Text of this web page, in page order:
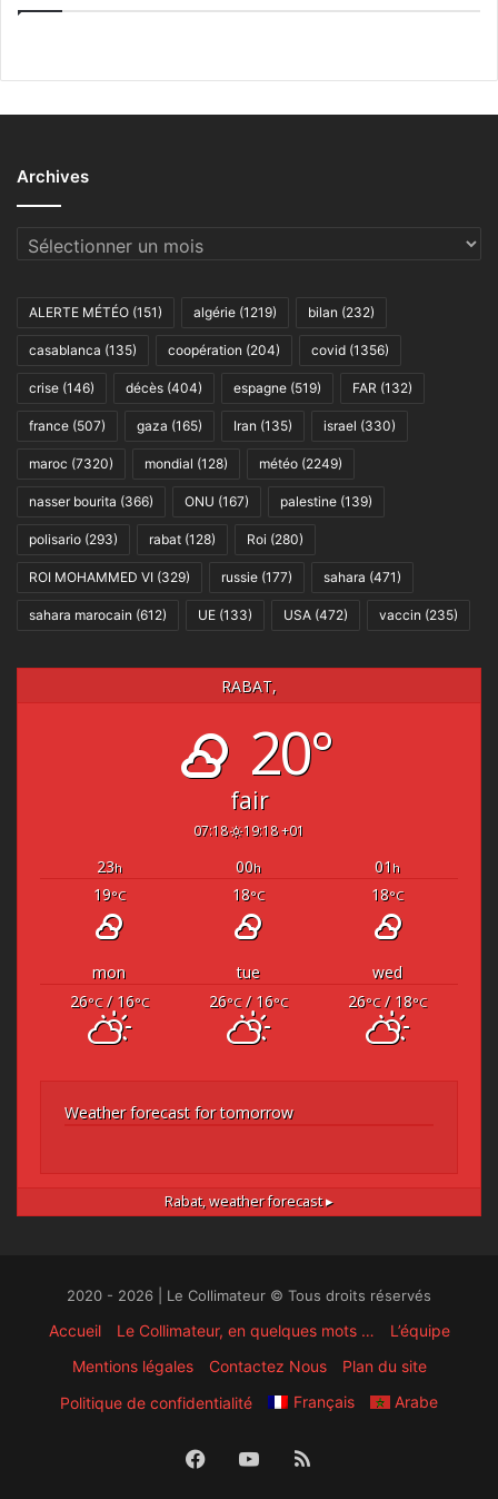
Archives
Archives
ALERTE MÉTÉO (151) algérie (1219) bilan (232)
casablanca (135) coopération (204) covid (1356)
crise (146) décès (404) espagne (519) FAR (132)
france (507) gaza (165) Iran (135) israel (330)
maroc (7320) mondial (128) météo (2249)
nasser bourita (366) ONU (167) palestine (139)
polisario (293) rabat (128) Roi (280)
ROI MOHAMMED VI (329) russie (177) sahara (471)
sahara marocain (612) UE (133) USA (472) vaccin (235)
RABAT,
20°
fair
07:18 19:18 +01
23h 00h 01 h
19°C 18°C 18°C
mon tue
wed
26°C/ 16°C 26°C/ 16°C 26°C/ 18°C
Weather forecast for tomorrow
Rabat,weather forecast ▸
2020 - 2026 | Le Collimateur © Tous droits réservés
Accueil Le Collimateur, en quelques mots …
L’équipe
Mentions légales
Contactez Nous
Plan du site
Politique de confidentialité
Français Arabe
FacebookYouTube